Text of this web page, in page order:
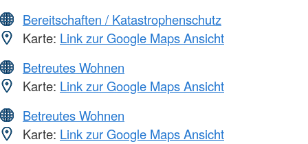
Bereitschaften / Katastrophenschutz
Karte: Link zur Google Maps Ansicht
Betreutes Wohnen
Karte: Link zur Google Maps Ansicht
Betreutes Wohnen
Karte: Link zur Google Maps Ansicht